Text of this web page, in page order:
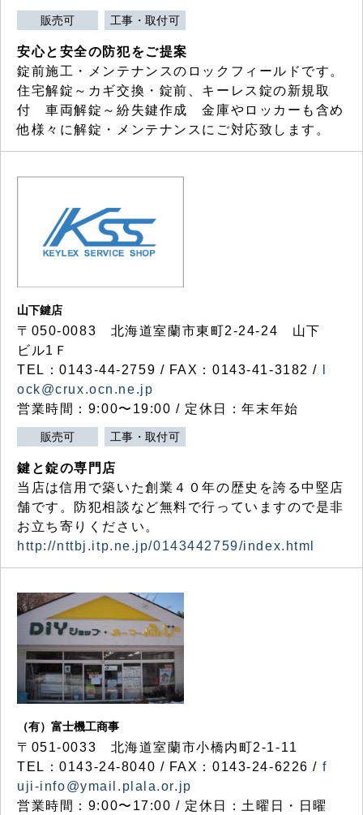
販売可 工事・取付可
安心と安全の防犯をご提案
錠前施工・メンテナンスのロックフィールドです。
住宅解錠～カギ交換・錠前、キーレス錠の新規取
付 車両解錠～紛失鍵作成 金庫やロッカーも含め
他様々に解錠・メンテナンスにご対応致します。
山下鍵店
〒050-0083 北海道室蘭市東町2-24-24 山下
ビル1Ｆ
TEL：0143-44-2759 / FAX：0143-41-3182 /
ock@crux.ocn.ne.jp
営業時間：9:00〜19:00 / 定休日：年末年始
販売可 工事・取付可
鍵と錠の専門店
当店は信用で築いた創業４０年の歴史を誇る中堅店
舗です。防犯相談など無料で行っていますので是非
お立ち寄りください。
http://nttbj.itp.ne.jp/0143442759/index.html
（有）富士機工商事
〒051-0033 北海道室蘭市小橋内町2-1-11
TEL：0143-24-8040 / FAX：0143-24-6226 / f
uji-info@ymail.plala.or.jp
営業時間：9:00〜17:00 / 定休日：土曜日・日曜